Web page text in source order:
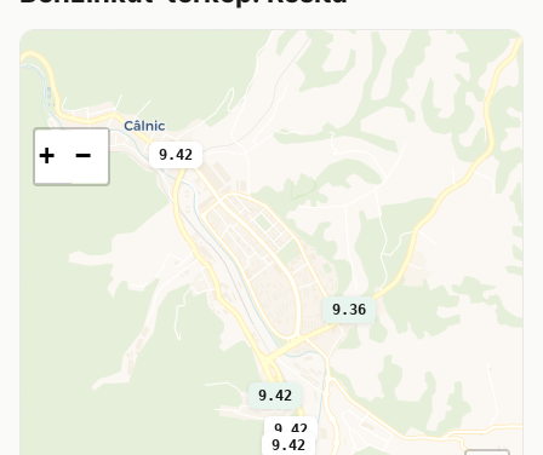
9.36
9.42
9.42
9.42
9.42
+ −